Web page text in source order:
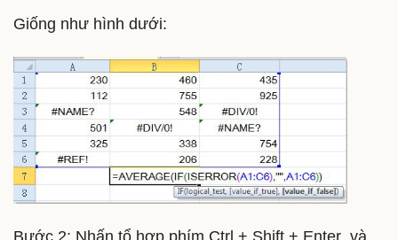
Giống như hình dưới:
Bước 2: Nhấn tổ hợp phím Ctrl + Shift + Enter và